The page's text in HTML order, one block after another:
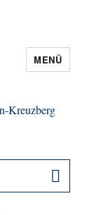
in
MENÜ